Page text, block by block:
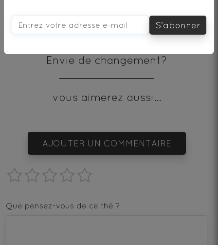
Envie de changement?
vous aimerez aussi...
AJOUTER UN COMMENTAIRE
star
—
—
stars
Que pensez-vous de ce thé ?
S'abonner